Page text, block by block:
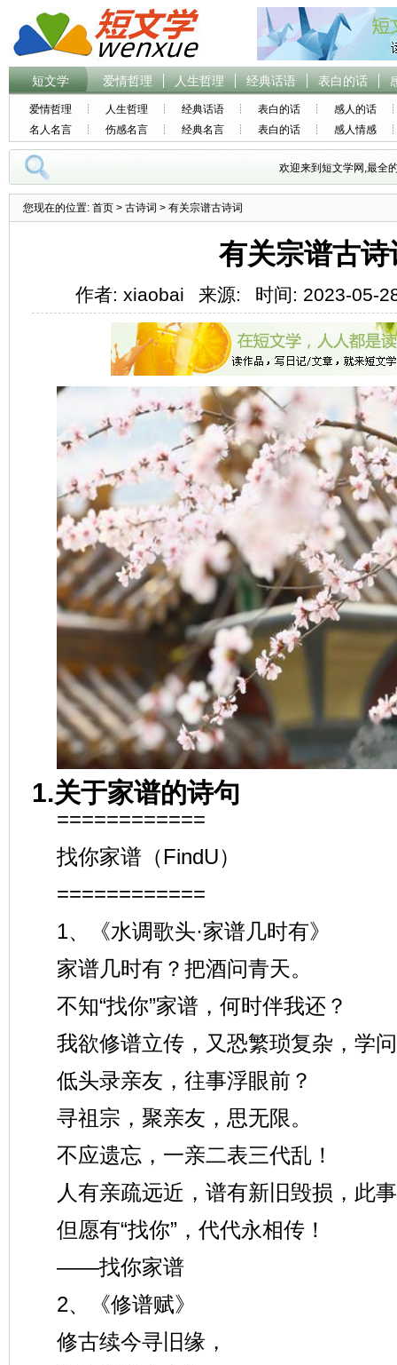
短文学 爱情哲理 人生哲理 经典话语 表白的话
爱情哲理 人生哲理 经典话语 表白的话
感人的话
名人名言
伤感名言 经典名言 表白的话 感人情感
欢迎来到短文学网,最全
您现在的位置: 首页 > 古诗词 > 有关宗谱古诗词
有关宗谱古诗
作者: xiaobai 来源: 时间: 2023-05-
1.关于家谱的诗句
============
找你家谱（FindU）
============
1、《水调歌头·家谱几时有》
家谱几时有？把酒问青天。
不知“找你”家谱，何时伴我还？
我欲修谱立传，又恐繁琐复杂，学
低头录亲友，往事浮眼前？
寻祖宗，聚亲友，思无限。
不应遗忘，一亲二表三代乱！
人有亲疏远近，谱有新旧毁损，此
但愿有“找你”，代代永相传！
——找你家谱
2、《修谱赋》
修古续今寻旧缘，